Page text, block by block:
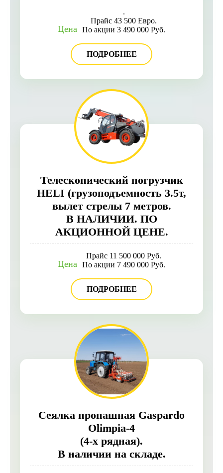
Цена
.
Прайс 43 500 Евро.
По акции 3 490 000 Руб.
ПОДРОБНЕЕ
Телескопический погрузчик
HELI (грузоподъемность 3.5т,
вылет стрелы 7 метров.
В НАЛИЧИИ. ПО
АКЦИОННОЙ ЦЕНЕ.
Цена
Прайс 11 500 000 Руб.
По акции 7 490 000 Руб.
ПОДРОБНЕЕ
Сеялка пропашная Gaspardo
Olimpia-4
(4-х рядная).
В наличии на складе.